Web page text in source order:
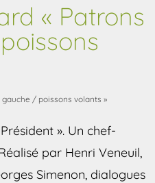
« Patrons
/ poissons volants »
». Un chef-
par Henri Veneuil,
Simenon, dialogues